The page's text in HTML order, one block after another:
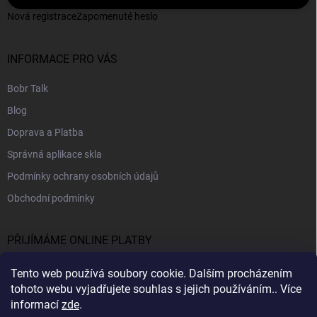
Tento web používá soubory cookie. Dalším procházením
tohoto webu vyjadřujete souhlas s jejich používáním.. Více
informací zde.
Nová registraceZapomenuté heslo
INFORMACE PRO VÁS
Bobr Talk
Blog
Doprava a Platba
Správná aplikace skla
Podmínky ochrany osobních údajů
Obchodní podmínky
PŘIJÍMÁME ONLINE PLATBY